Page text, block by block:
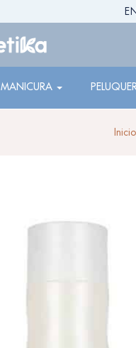
MANICURA
Inicio